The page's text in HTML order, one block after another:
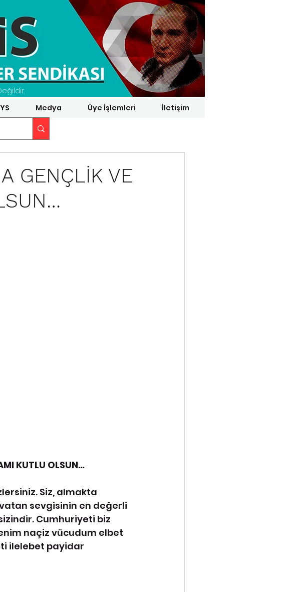
Medya Üye İşlemleri İletişim
GENÇLİK VE
KUTLU OLSUN…
Siz, almakta
sevgisinin en değerli
Cumhuriyeti biz
naçiz vücudum elbet
ilelebet payidar